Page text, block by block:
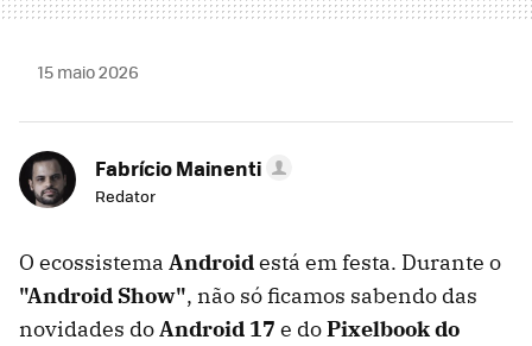
15 maio 2026
Fabrício Mainenti
Redator
O ecossistema Androidestá em festa. Durante o
"Android Show", não só ficamos sabendo das
novidades doAndroid 17 e doPixelbook do